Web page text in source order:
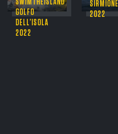
SWIMTHEISLAND
GOLFO
DELL’ISOLA
2022
SIRMIONE
2022